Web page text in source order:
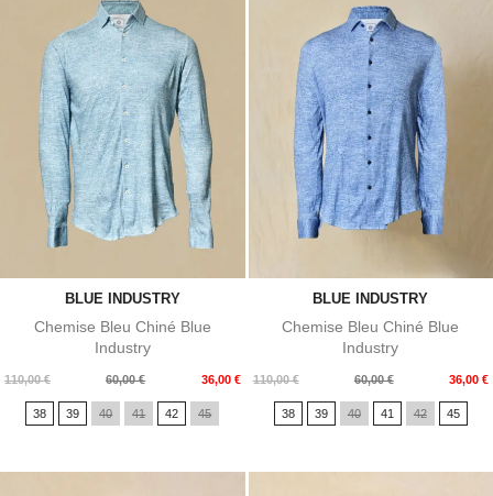
BLUE INDUSTRY
Chemise Bleu Chiné Blue
Industry
110,00 €
Prix
base
60,00 € 36,00 €
Prix
38 39 40 41 42 45
BLUE INDUSTRY
Chemise Bleu Chiné Blue
Industry
110,00 €
Prix
base
60,00 € 36,00 €
Prix
38 39 40 41 42 45